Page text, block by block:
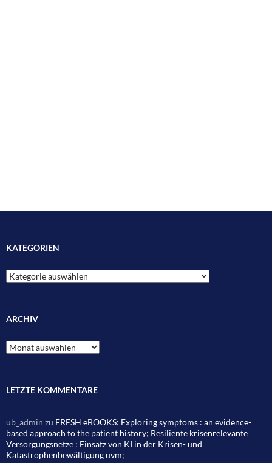
KATEGORIEN
Kategorien
ARCHIV
Archiv
LETZTE KOMMENTARE
ub_admin zu FRESH eBOOKS: Exploring symptoms : an evidence-
based approach to the patient history; Resiliente krisenrelevante
Versorgungsnetze : Einsatz von KI in der Krisen- und
Katastrophenbewältigung uvm;